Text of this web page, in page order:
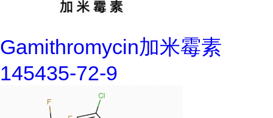
Gamithromycin加米霉素
145435-72-9